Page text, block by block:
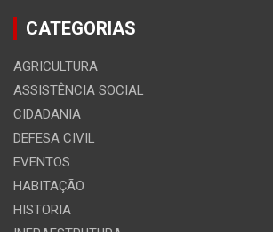
CATEGORIAS
AGRICULTURA
ASSISTÊNCIA SOCIAL
CIDADANIA
DEFESA CIVIL
EVENTOS
HABITAÇÃO
HISTORIA